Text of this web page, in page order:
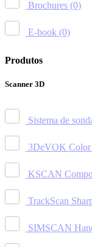
Brochures (0)
E-book (0)
Produtos
Scanner 3D
Sistema de
3DeVOK Color
KSCAN
TrackScan
SIMSCAN